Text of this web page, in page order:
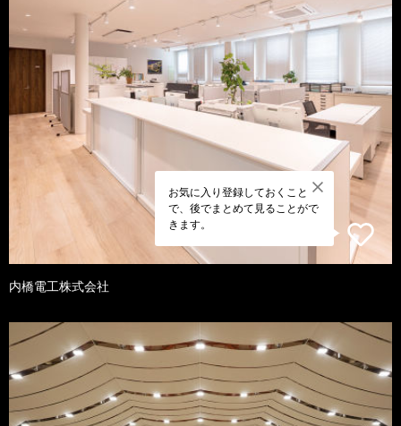
お気に入り登録しておくこと
で、後でまとめて見ることがで
きます。
内橋電工株式会社